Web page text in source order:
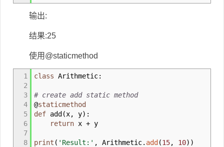
输出:
结果:25
使用@staticmethod
1
2
3
4
5
6
7
8
class Arithmetic:
# create add static method
@staticmethod
def add (x, y) :
return x + y
print ( 'Result:' , Arithmetic. add (15, 10) )